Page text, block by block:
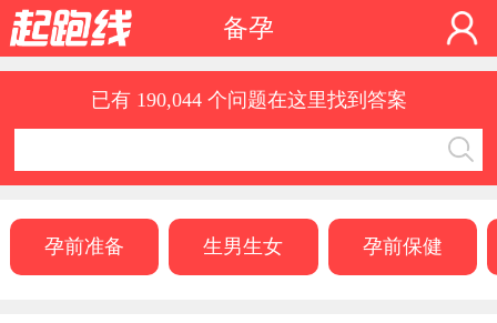
备孕
已有 190,044 个问题在这里找到答案
孕前准备 生男生女 孕前保健